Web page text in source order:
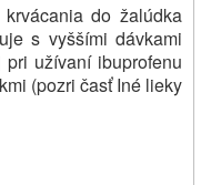
do žalúdka
s vyššími dávkami
užívaní ibuprofenu
(pozri časť Iné lieky